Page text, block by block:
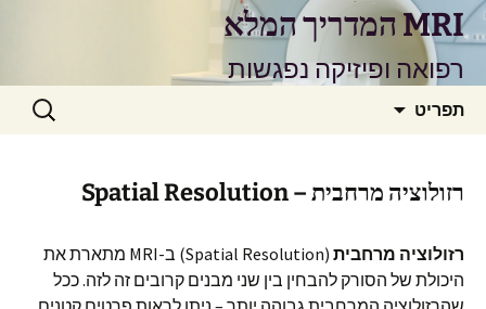
לדלג
לתוכןMRI המדריך המלא
רפואה ופיזיקה נפגשות
תפריט חיפוש:
רזולוציה מרחבית – Spatial Resolution
רזולוציה מרחבית
(Spatial Resolution) ב-MRI מתארת את
היכולת של הסורק להבחין בין שני מבנים קרובים זה לזה. ככל